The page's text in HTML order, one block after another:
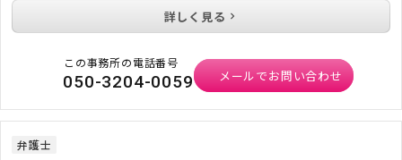
詳しく見る
この事務所の電話番号
050-3204-0059 メールでお問い合わせ
弁護士